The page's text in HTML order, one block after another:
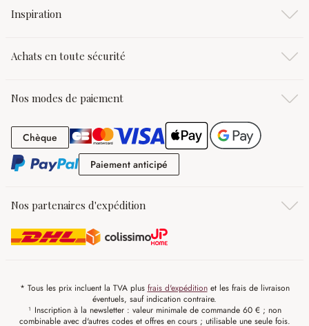
Inspiration
Achats en toute sécurité
Nos modes de paiement
Chèque Chèque
Paiement anticipé
Nos partenaires d'expédition
* Tous les prix incluent la TVA plus frais d'expéditionet les frais de livraison
éventuels, sauf indication contraire.
¹ Inscription à la newsletter : valeur minimale de commande 60 € ; non
combinable avec d'autres codes et offres en cours ; utilisable une seule fois.